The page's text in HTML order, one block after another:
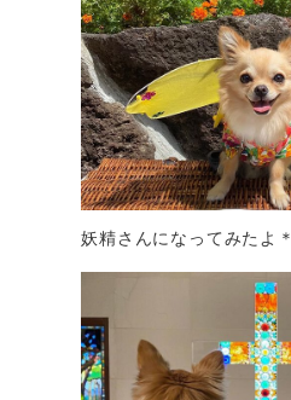
妖精さんになってみたよ＊